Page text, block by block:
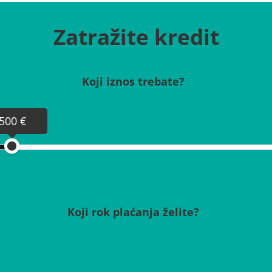
Zatražite kredit
Koji iznos trebate?
€
Koji rok plaćanja želite?